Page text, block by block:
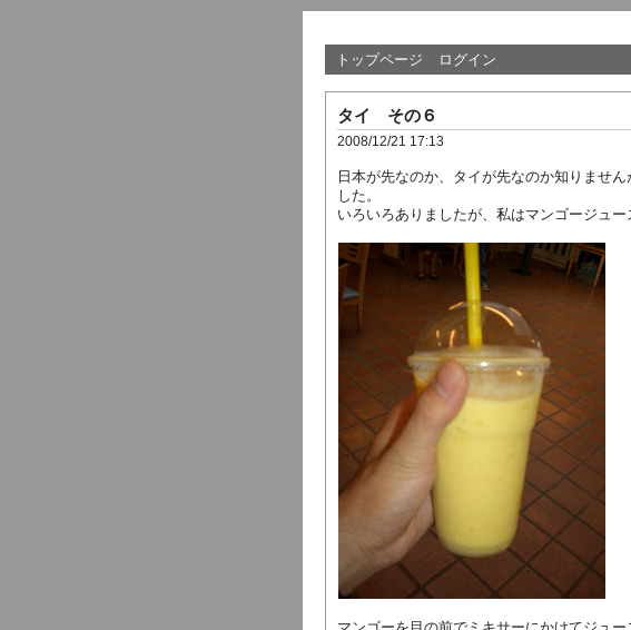
トップページ ログイン
タイ その６
2008/12/21 17:13
日本が先なのか、タイが先なのか知りませ
した。
いろいろありましたが、私はマンゴージュー